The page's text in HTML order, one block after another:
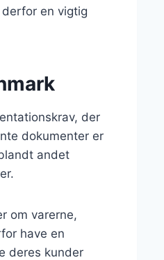
en vigtig
der
dokumenter er
andet
om varerne,
have en
deres kunder